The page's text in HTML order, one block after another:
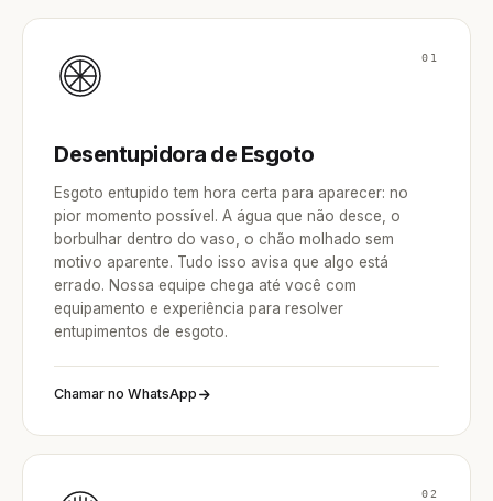
01
Desentupidora de Esgoto
Esgoto entupido tem hora certa para aparecer: no
pior momento possível. A água que não desce, o
borbulhar dentro do vaso, o chão molhado sem
motivo aparente. Tudo isso avisa que algo está
errado. Nossa equipe chega até você com
equipamento e experiência para resolver
entupimentos de esgoto.
Chamar no WhatsApp
02